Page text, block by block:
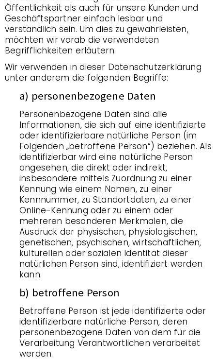
Öffentlichkeit als auch für unsere Kunden und
Geschäftspartner einfach lesbar und
verständlich sein. Um dies zu gewährleisten,
möchten wir vorab die verwendeten
Begrifflichkeiten erläutern.
Wir verwenden in dieser Datenschutzerklärung
unter anderem die folgenden Begriffe:
a) personenbezogene Daten
Personenbezogene Daten sind alle
Informationen, die sich auf eine identifizierte
oder identifizierbare natürliche Person (im
Folgenden „betroffene Person“) beziehen. Als
identifizierbar wird eine natürliche Person
angesehen, die direkt oder indirekt,
insbesondere mittels Zuordnung zu einer
Kennung wie einem Namen, zu einer
Kennnummer, zu Standortdaten, zu einer
Online-Kennung oder zu einem oder
mehreren besonderen Merkmalen, die
Ausdruck der physischen, physiologischen,
genetischen, psychischen, wirtschaftlichen,
kulturellen oder sozialen Identität dieser
natürlichen Person sind, identifiziert werden
kann.
b) betroffene Person
Betroffene Person ist jede identifizierte oder
identifizierbare natürliche Person, deren
personenbezogene Daten von dem für die
Verarbeitung Verantwortlichen verarbeitet
werden.